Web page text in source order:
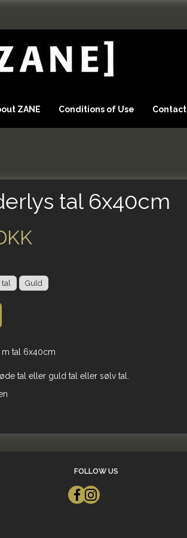
ZANE Conditions of Use Contact
tal 6x40cm
tal Guld
m tal 6x40cm
tal eller guld tal eller sølv tal.
FOLLOW US